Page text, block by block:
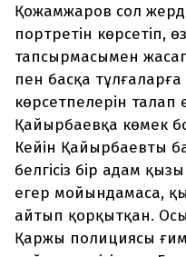
Қожамжаров сол
портретін көрсетіп,
тапсырмасымен
пен басқа
көрсетпелерін
Қайырбаевқа көмек
Кейін Қайырбаевты
белгісіз бір адам
егер мойындамаса,
айтып қорқытқан.
Қаржы полициясы